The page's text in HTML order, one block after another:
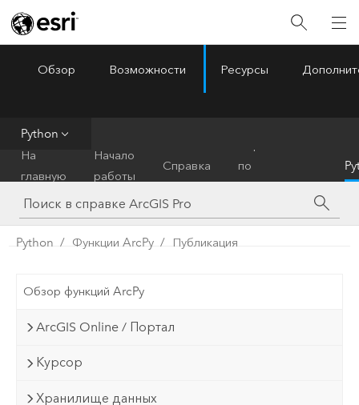
ArcGIS Pro
Обзор Возможности Ресурсы
Python
На
главную
Начало
работы
Справка
по
инструментам
Python Функции ArcPy Публикация
Обзор функций ArcPy
ArcGIS Online / Портал
Курсор
Хранилище данных